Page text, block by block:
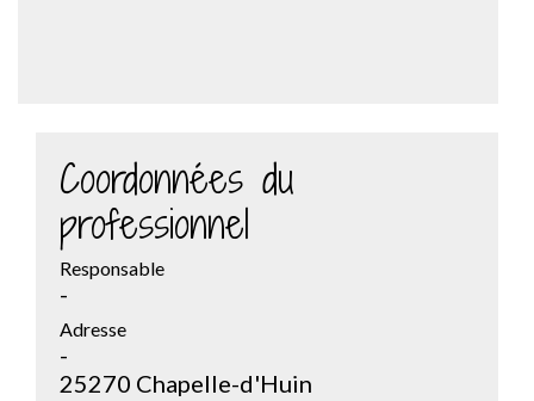
Coordonnées du
professionnel
Responsable
-
Adresse
-
25270 Chapelle-d'Huin